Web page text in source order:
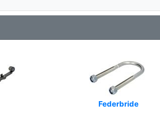
Federbride